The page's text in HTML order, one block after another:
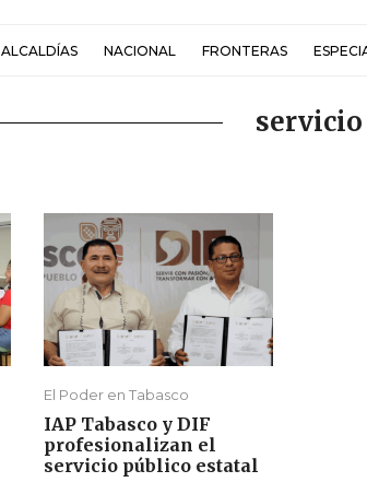
ALCALDÍAS NACIONAL FRONTERAS
servicio
El Poder en Tabasco
IAP Tabasco y DIF
profesionalizan el
servicio público estatal